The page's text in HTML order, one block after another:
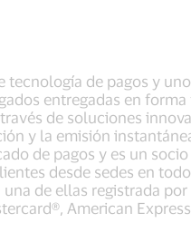
tecnología de pagos y
entregadas en
de soluciones
y la emisión
de pagos y es un
desde sedes en
de ellas registrada
American